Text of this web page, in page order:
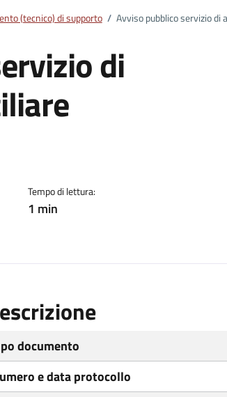
(tecnico) di supporto / Avviso pubblico servizio di
di
Tempo di lettura:
1 min
documento
e data protocollo